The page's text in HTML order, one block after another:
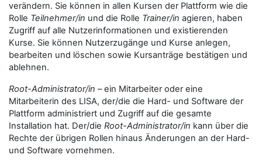
verändern. Sie können in allen Kursen der Plattform wie die
Rolle Teilnehmer/in und die Rolle Trainer/in agieren, haben
Zugriff auf alle Nutzerinformationen und existierenden
Kurse. Sie können Nutzerzugänge und Kurse anlegen,
bearbeiten und löschen sowie Kursanträge bestätigen und
ablehnen.
Root-Administrator/in – ein Mitarbeiter oder eine
Mitarbeiterin des LISA, der/die die Hard- und Software der
Plattform administriert und Zugriff auf die gesamte
Installation hat. Der/die Root-Administrator/in kann über die
Rechte der übrigen Rollen hinaus Änderungen an der Hard-
und Software vornehmen.